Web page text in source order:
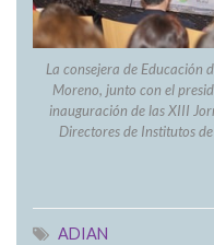
La consejera de Educación
Moreno, junto con el
inauguración de las XIII
Directores de Institutos
ADIAN